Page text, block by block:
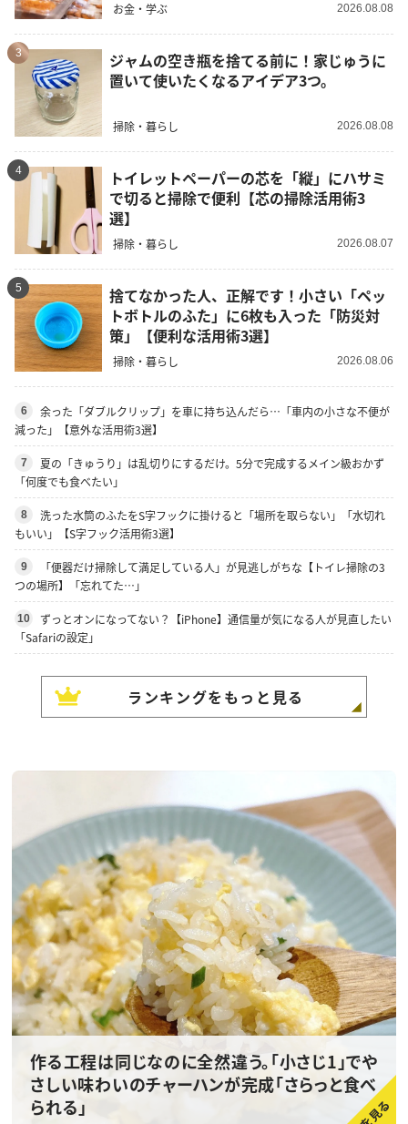
お金・学ぶ 2026.08.08
3
ジャムの空き瓶を捨てる前に！家じゅうに
置いて使いたくなるアイデア3つ。
掃除・暮らし 2026.08.08
4
トイレットペーパーの芯を「縦」にハサミ
で切ると掃除で便利【芯の掃除活用術3
選】
掃除・暮らし 2026.08.07
5
捨てなかった人、正解です！小さい「ペッ
トボトルのふた」に6枚も入った「防災対
策」【便利な活用術3選】
掃除・暮らし 2026.08.06
6
余った「ダブルクリップ」を車に持ち込んだら…「車内の小さな不便が
減った」【意外な活用術3選】
7
夏の「きゅうり」は乱切りにするだけ。5分で完成するメイン級おかず
「何度でも食べたい」
8
洗った水筒のふたをS字フックに掛けると「場所を取らない」「水切れ
もいい」【S字フック活用術3選】
9
「便器だけ掃除して満足している人」が見逃しがちな【トイレ掃除の3
つの場所】「忘れてた…」
10
ずっとオンになってない？【iPhone】通信量が気になる人が見直したい
「Safariの設定」
ランキングをもっと見る
作る工程は同じなのに全然違う。「小さじ1」でや
さしい味わいのチャーハンが完成「さらっと食べ
られる」